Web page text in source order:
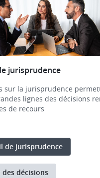
jurisprudence
sur la jurisprudence
lignes des décisions
de recours
de jurisprudence
des décisions